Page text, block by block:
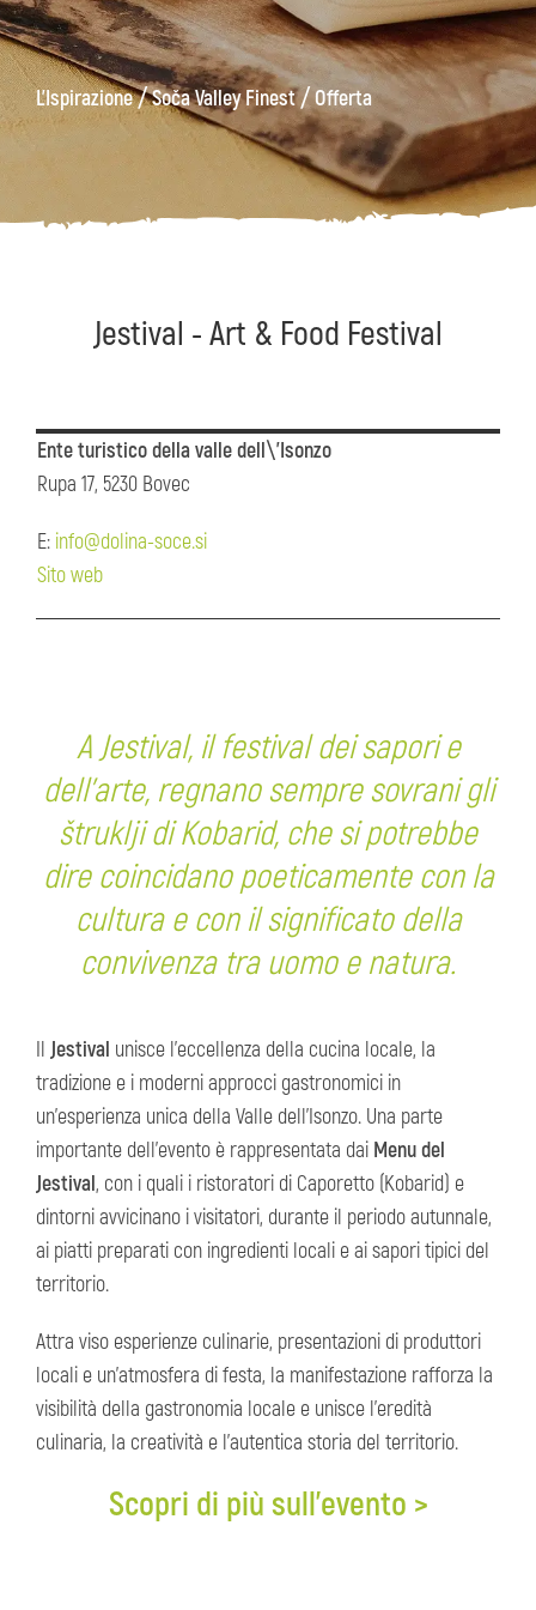
L'Ispirazione/Soča Valley Finest/Offerta
Kanin
Sentieri
escursionistici
Museo
Kobarid
Jestival - Art & Food Festival
Ente turistico della valle dell\'Isonzo
Rupa 17, 5230 Bovec
E: info@dolina-soce.si
Sito web
A Jestival, il festival dei sapori e
dell'arte, regnano sempre sovrani gli
štruklji di Kobarid, che si potrebbe
dire coincidano poeticamente con la
cultura e con il significato della
convivenza tra uomo e natura.
Il Jestival unisce l'eccellenza della cucina locale, la
tradizione e i moderni approcci gastronomici in
un'esperienza unica della Valle dell'Isonzo. Una parte
importante dell'evento è rappresentata dai Menu del
Jestival, con i quali i ristoratori di Caporetto (Kobarid) e
dintorni avvicinano i visitatori, durante il periodo autunnale,
ai piatti preparati con ingredienti locali e ai sapori tipici del
territorio.
Attra viso esperienze culinarie, presentazioni di produttori
locali e un'atmosfera di festa, la manifestazione rafforza la
visibilità della gastronomia locale e unisce l'eredità
culinaria, la creatività e l'autentica storia del territorio.
Scopri di più sull'evento >